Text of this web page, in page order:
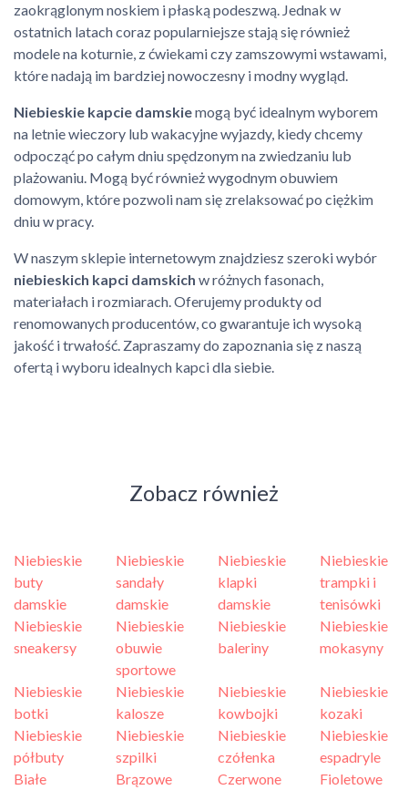
zaokrąglonym noskiem i płaską podeszwą. Jednak w
ostatnich latach coraz popularniejsze stają się również
modele na koturnie, z ćwiekami czy zamszowymi wstawami,
które nadają im bardziej nowoczesny i modny wygląd.
Niebieskie kapcie damskiemogą być idealnym wyborem
na letnie wieczory lub wakacyjne wyjazdy, kiedy chcemy
odpocząć po całym dniu spędzonym na zwiedzaniu lub
plażowaniu. Mogą być również wygodnym obuwiem
domowym, które pozwoli nam się zrelaksować po ciężkim
dniu w pracy.
W naszym sklepie internetowym znajdziesz szeroki wybór
niebieskich kapci damskich w różnych fasonach,
materiałach i rozmiarach. Oferujemy produkty od
renomowanych producentów, co gwarantuje ich wysoką
jakość i trwałość. Zapraszamy do zapoznania się z naszą
ofertą i wyboru idealnych kapci dla siebie.
Zobacz również
Niebieskie
buty
damskie
Niebieskie
sandały
damskie
Niebieskie
klapki
damskie
Niebieskie
trampki i
tenisówki
Niebieskie
sneakersy
Niebieskie
obuwie
sportowe
Niebieskie
baleriny
Niebieskie
mokasyny
Niebieskie
botki
Niebieskie
kalosze
Niebieskie
kowbojki
Niebieskie
kozaki
Niebieskie
półbuty
Niebieskie
szpilki
Niebieskie
czółenka
Niebieskie
espadryle
Białe
Brązowe Czerwone Fioletowe